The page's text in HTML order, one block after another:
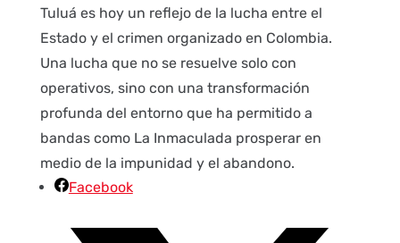
Tuluá es hoy un reflejo de la lucha entre el
Estado y el crimen organizado en Colombia.
Una lucha que no se resuelve solo con
operativos, sino con una transformación
profunda del entorno que ha permitido a
bandas como La Inmaculada prosperar en
medio de la impunidad y el abandono.
Facebook